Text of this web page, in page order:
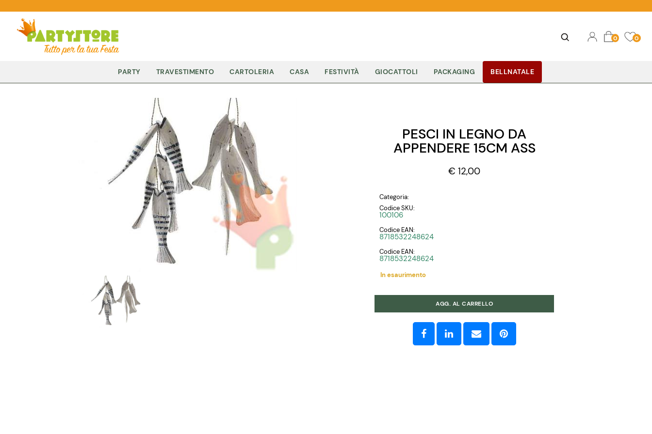
Open
0 0
PARTY TRAVESTIMENTO CARTOLERIA CASA FESTIVITÀ GIOCATTOLI PACKAGING BELLNATALE
PESCI IN LEGNO DA
APPENDERE 15CM ASS
€ 12,00
Categoria:
Codice SKU:
100106
Codice EAN:
8718532248624
Codice EAN:
8718532248624
In esaurimento
AGG. AL CARRELLO